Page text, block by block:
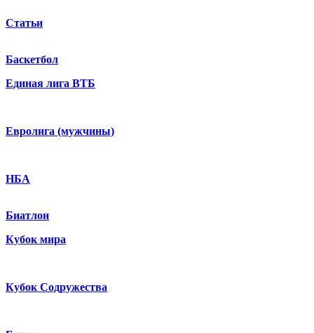
Статьи
Баскетбол
Единая лига ВТБ
Евролига (мужчины)
НБА
Биатлон
Кубок мира
Кубок Содружества